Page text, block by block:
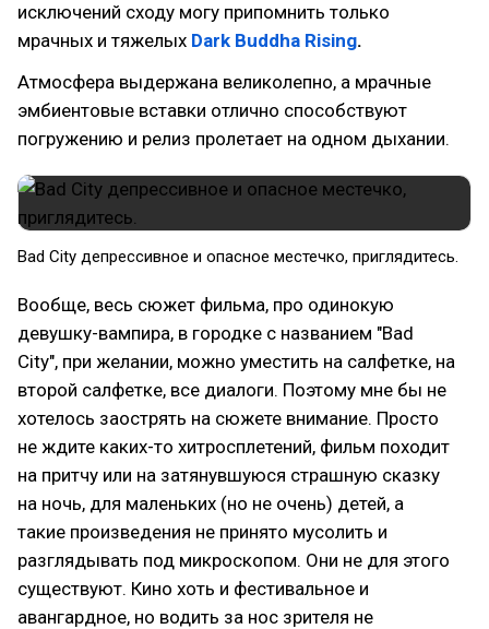
исключений сходу могу припомнить только
мрачных и тяжелых Dark Buddha Rising.
Атмосфера выдержана великолепно, а мрачные
эмбиентовые вставки отлично способствуют
погружению и релиз пролетает на одном дыхании.
Bad City депрессивное и опасное местечко, приглядитесь.
Вообще, весь сюжет фильма, про одинокую
девушку-вампира, в городке с названием "Bad
City", при желании, можно уместить на салфетке, на
второй салфетке, все диалоги. Поэтому мне бы не
хотелось заострять на сюжете внимание. Просто
не ждите каких-то хитросплетений, фильм походит
на притчу или на затянувшуюся страшную сказку
на ночь, для маленьких (но не очень) детей, а
такие произведения не принято мусолить и
разглядывать под микроскопом. Они не для этого
существуют. Кино хоть и фестивальное и
авангардное, но водить за нос зрителя не